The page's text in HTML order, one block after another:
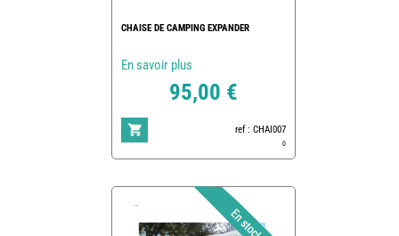
CHAISE DE CAMPING EXPANDER
En savoir plus
95,00 €
ref : CHAI007
0